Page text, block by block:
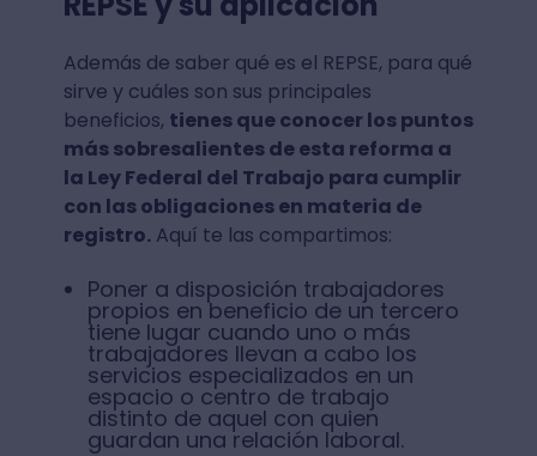
Además de saber qué es el REPSE, para qué
sirve y cuáles son sus principales
beneficios, tienes que conocer los puntos
más sobresalientes de esta reforma a
la Ley Federal del Trabajo para cumplir
con las obligaciones en materia de
registro.Aquí te las compartimos:
Poner a disposición trabajadores
propios en beneficio de un tercero
tiene lugar cuando uno o más
trabajadores llevan a cabo los
servicios especializados en un
espacio o centro de trabajo
distinto de aquel con quien
guardan una relación laboral.